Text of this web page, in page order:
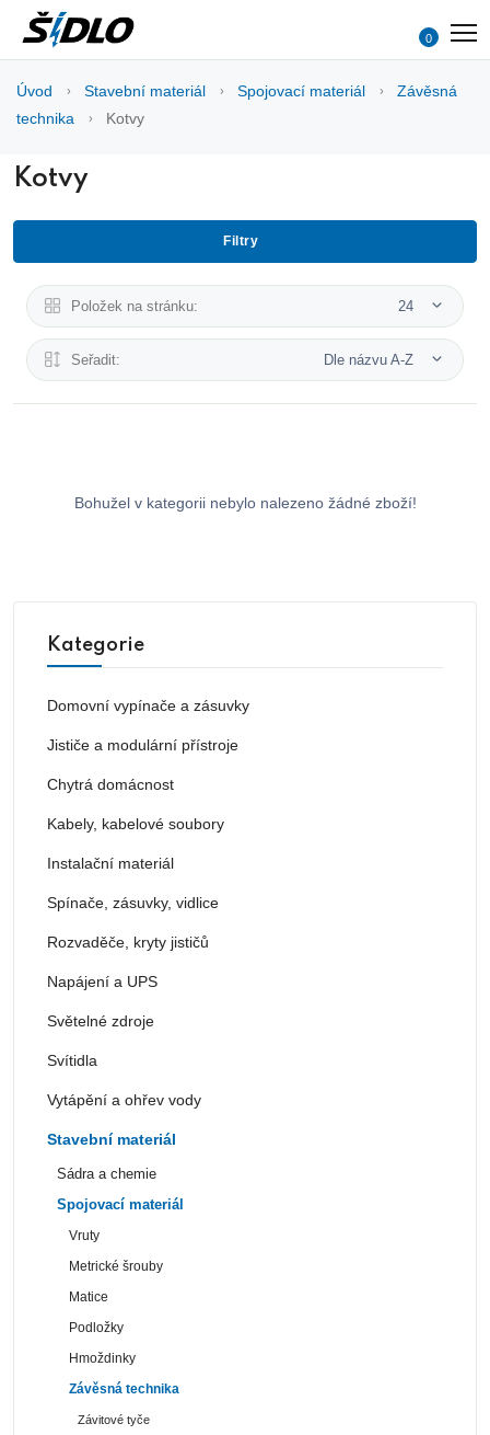
0
Úvod Stavební materiál Spojovací materiál
Závěsná
technika
Kotvy
Kotvy
Filtry
Položek na stránku: 24
Seřadit: Dle názvu A-Z
Bohužel v kategorii nebylo nalezeno žádné zboží!
Kategorie
Domovní vypínače a zásuvky
Jističe a modulární přístroje
Chytrá domácnost
Kabely, kabelové soubory
Instalační materiál
Spínače, zásuvky, vidlice
Rozvaděče, kryty jističů
Napájení a UPS
Světelné zdroje
Svítidla
Vytápění a ohřev vody
Stavební materiál
Sádra a chemie
Spojovací materiál
Vruty
Metrické šrouby
Matice
Podložky
Hmoždinky
Závěsná technika
Závitové tyče